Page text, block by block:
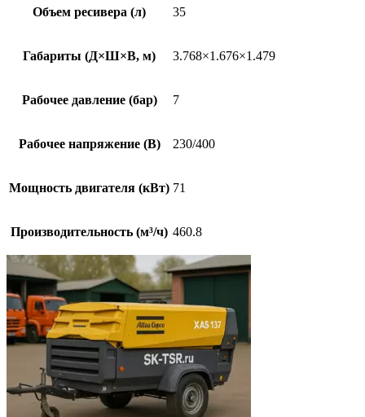
Объем ресивера (л) 35
Габариты (Д×Ш×В, м) 3.768×1.676×1.479
Рабочее давление (бар) 7
Рабочее напряжение (В) 230/400
Мощность двигателя (кВт) 71
Производительность (м³/ч) 460.8